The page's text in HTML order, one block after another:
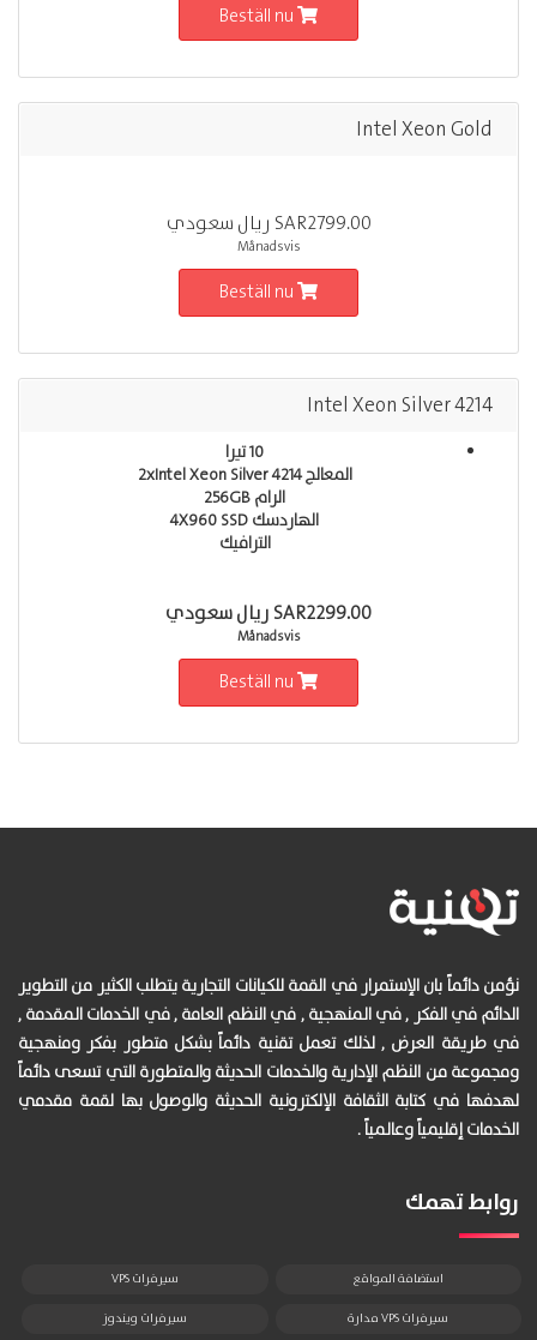
Intel Xeon Gold
SAR2799.00 ريال سعودي
Månadsvis
Intel Xeon Silver 4214
10 تيرا
المعالج 2xIntel Xeon Silver 4214
الرام 256GB
الهاردسك 4X960 SSD
الترافيك
SAR2299.00 ريال سعودي
Månadsvis
نؤمن دائماً بان الإستمرار في القمة للكيانات التجارية يتطلب الكثير من التطوير
الدائم في الفكر , في المنهجية , في النظم العامة , في الخدمات المقدمة ,
في طريقة العرض , لذلك تعمل تقنية دائماً بشكل متطور بفكر ومنهجية
ومجموعة من النظم الإدارية والخدمات الحديثة والمتطورة التي تسعى دائماً
لهدفها في كتابة الثقافة الإلكترونية الحديثة والوصول بها لقمة مقدمي
الخدمات إقليمياً وعالمياً .
روابط تهمك
استضافة المواقع سيرفرات VPS
سيرفرات VPS مدارة سيرفرات ويندوز